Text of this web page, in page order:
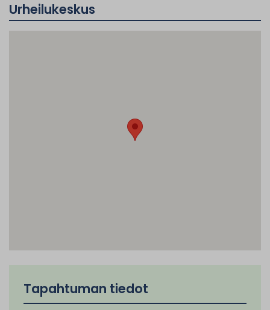
Urheilukeskus
Tapahtuman tiedot